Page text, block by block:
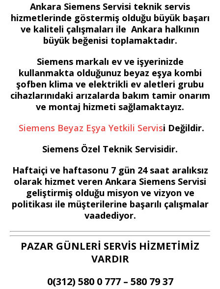
Ankara Siemens Servisi teknik servis
hizmetlerinde göstermiş olduğu büyük başarı
ve kaliteli çalışmaları ile Ankara halkının
büyük beğenisi toplamaktadır.
Siemens markalı ev ve işyerinizde
kullanmakta olduğunuz beyaz eşya kombi
şofben klima ve elektrikli ev aletleri grubu
cihazlarınıdaki arızalarda bakım tamir onarım
ve montaj hizmeti sağlamaktayız.
Siemens Beyaz Eşya Yetkili Servisi Değildir.
Siemens Özel Teknik Servisidir.
Haftaiçi ve haftasonu 7 gün 24 saat aralıksız
olarak hizmet veren Ankara Siemens Servisi
geliştirmiş olduğu misyon ve vizyon ve
politikası ile müşterilerine başarılı çalışmalar
vaadediyor.
PAZAR GÜNLERİ SERVİS HİZMETİMİZ
VARDIR
0(312) 580 0 777 – 580 79 37